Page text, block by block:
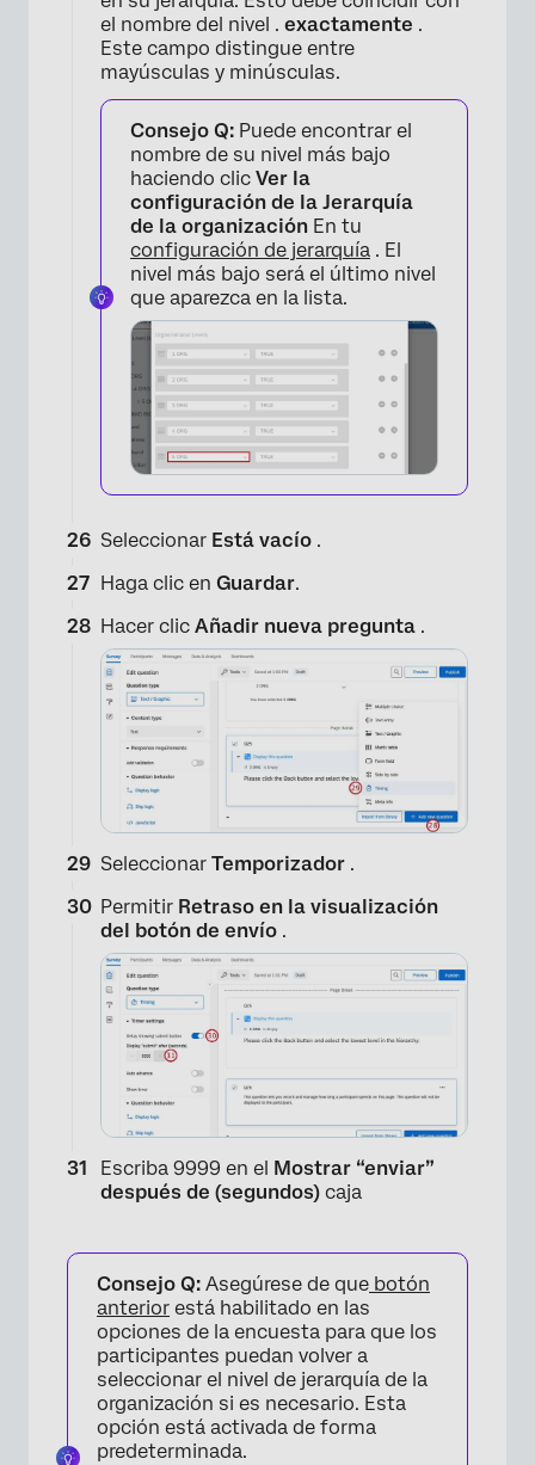
×
el nombre del nivel . exactamente .
Este campo distingue entre
mayúsculas y minúsculas.
Consejo Q: Puede encontrar el
nombre de su nivel más bajo
haciendo clic Ver la
configuración de la Jerarquía
de la organización En tu
configuración de jerarquía . El
nivel más bajo será el último nivel
que aparezca en la lista.
×
Seleccionar Está vacío .
Haga clic en Guardar.
Hacer clic Añadir nueva pregunta .
Seleccionar Temporizador .
Permitir Retraso en la visualización
del botón de envío .
Escriba 9999 en el Mostrar “enviar”
después de (segundos) caja
Consejo Q: Asegúrese de que botón
anterior está habilitado en las
opciones de la encuesta para que los
participantes puedan volver a
seleccionar el nivel de jerarquía de la
organización si es necesario. Esta
opción está activada de forma
predeterminada.